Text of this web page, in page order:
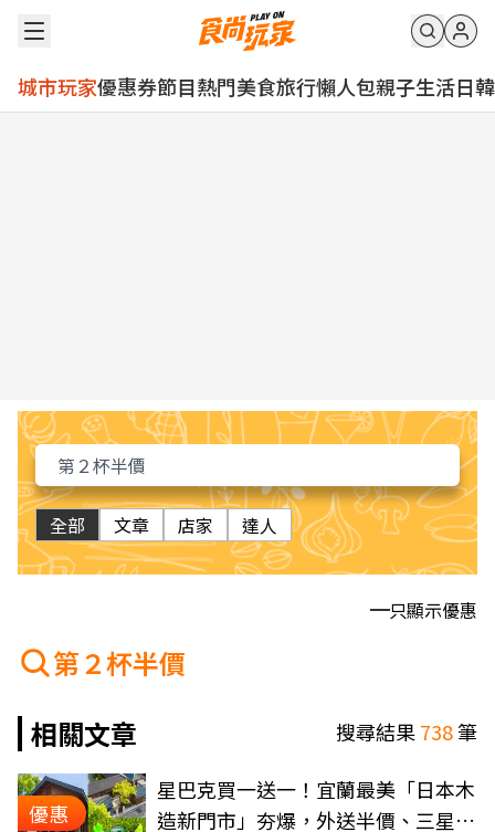
城市玩家優惠券節目熱門美食旅行懶人包親子生活日韓
全部 文章 店家 達人
只顯示優惠
第２杯半價
相關文章
搜尋結果738筆
優惠
星巴克買一送一！宜蘭最美「日本木
造新門市」夯爆，外送半價、三星蔥